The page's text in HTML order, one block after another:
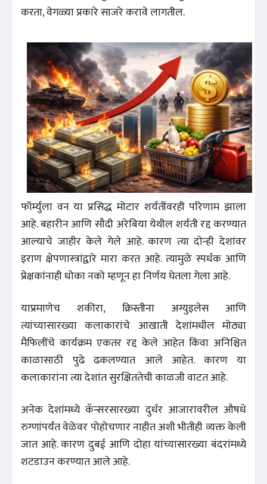
करता, वेगळ्या प्रकारे साजरे करावे लागतील.
फॉर्म्युला वन या प्रसिद्ध मोटार शर्यतींवरही परिणाम झाला
आहे. बहारीन आणि सौदी अरेबिया येथील शर्यती रद्द करण्यात
आल्याचे जाहीर केले गेले आहे. कारण त्या दोन्ही देशांवर
इराण क्षेपणास्त्रांद्वारे मारा करत आहे. त्यामुळे स्पर्धक आणि
प्रेक्षकांनाही धोका नको म्हणून हा निर्णय घेतला गेला आहे.
याप्रमाणेच शकीरा, क्रिस्तीना अग्युइलेस आणि
त्यांच्यासारख्या कलाकारांचे आखाती देशांमधील मोठ्या
मैफिलींचे कार्यक्रम एकतर रद्द केले आहेत किंवा अनिश्चित
काळासाठी पुढे ढकलण्यात आले आहेत. कारण या
कलाकारांना त्या देशांत सुरक्षिततेची काळजी वाटत आहे.
अनेक देशांमध्ये कॅन्सरसारख्या दुर्धर आजारावरील औषधे
रुग्णांपर्यंत वेळेवर पोहोचणार नाहीत अशी भीतीही व्यक्त केली
जात आहे. कारण दुबई आणि दोहा यांच्यासारख्या बंदरांमध्ये
शटडाउन करण्यात आले आहे.